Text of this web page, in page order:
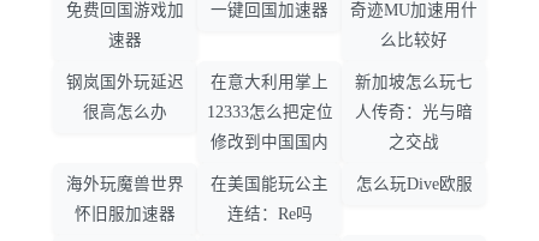
免费回国游戏加
速器
一键回国加速器
奇迹MU加速用什
么比较好
钢岚国外玩延迟
很高怎么办
在意大利用掌上
12333怎么把定位
修改到中国国内
新加坡怎么玩七
人传奇：光与暗
之交战
海外玩魔兽世界
怀旧服加速器
在美国能玩公主
连结：Re吗
怎么玩Dive欧服